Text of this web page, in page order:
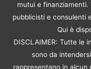
mutui e
pubblicisti e consulenti
Qui è
DISCLAIMER: Tutte le
sono da
rappresentano in alcun